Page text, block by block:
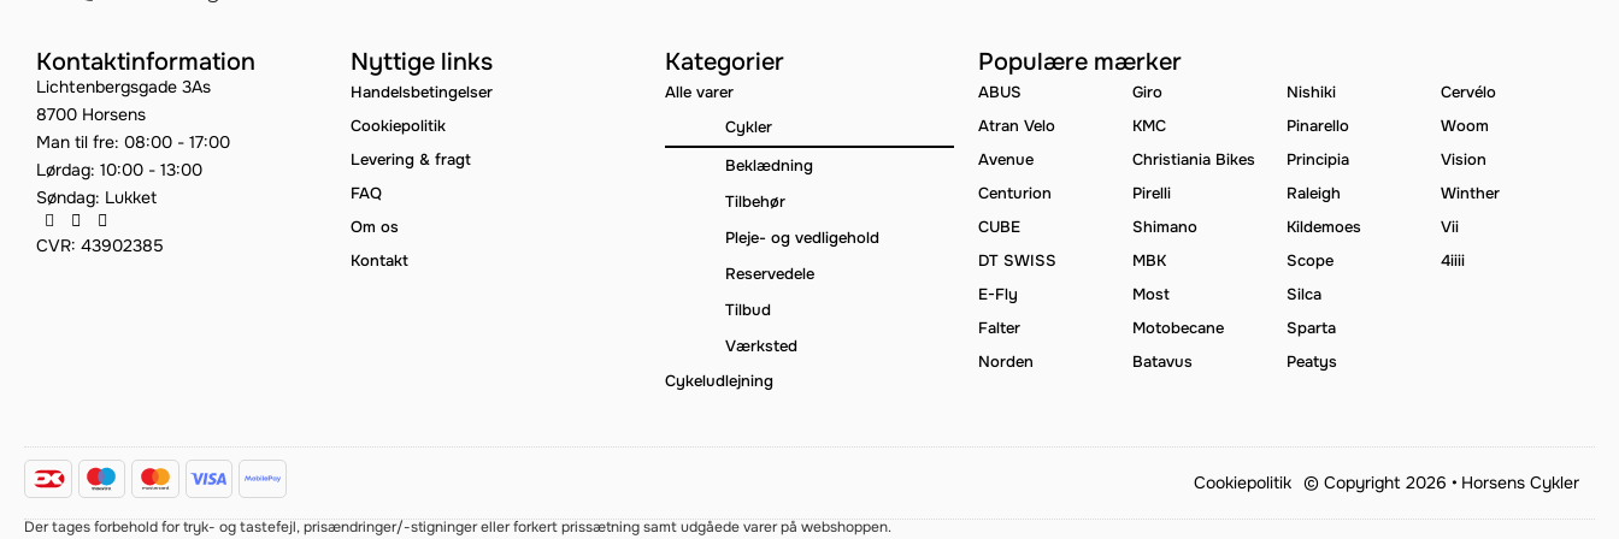
Kontaktinformation
Lichtenbergsgade 3As
8700 Horsens
Man til fre: 08:00 - 17:00
Lørdag: 10:00 - 13:00
Søndag: Lukket
CVR: 43902385
Nyttige links
Handelsbetingelser
Cookiepolitik
Levering & fragt
FAQ
Om os
Kontakt
Kategorier
Alle varer
Cykler
Beklædning
Tilbehør
Pleje- og vedligehold
Reservedele
Tilbud
Værksted
Cykeludlejning
Populære mærker
ABUS
Atran Velo
Avenue
Centurion
CUBE
DT SWISS
E-Fly
Falter
Norden
Giro
KMC
Christiania Bikes
Pirelli
Shimano
MBK
Most
Motobecane
Batavus
Nishiki
Pinarello
Principia
Raleigh
Kildemoes
Scope
Silca
Sparta
Peatys
Cervélo
Woom
Vision
Winther
Vii
4iiii
Cookiepolitik © Copyright 2026 • Horsens Cykler
Der tages forbehold for tryk- og tastefejl, prisændringer/-stigninger eller forkert prissætning samt udgåede varer på webshoppen.